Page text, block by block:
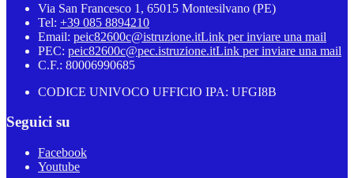
Via San Francesco 1, 65015 Montesilvano (PE)
Tel: +39 085 8894210
Email: peic82600c@istruzione.itLink per inviare una mail
PEC: peic82600c@pec.istruzione.itLink per inviare una mail
C.F.: 80006990685
CODICE UNIVOCO UFFICIO IPA: UFGI8B
Seguici su
Facebook
Youtube